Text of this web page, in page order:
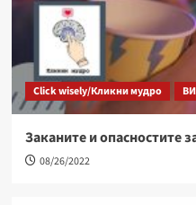
Click wisely/Кликни мудро
Заканите и опасностите
08/26/2022